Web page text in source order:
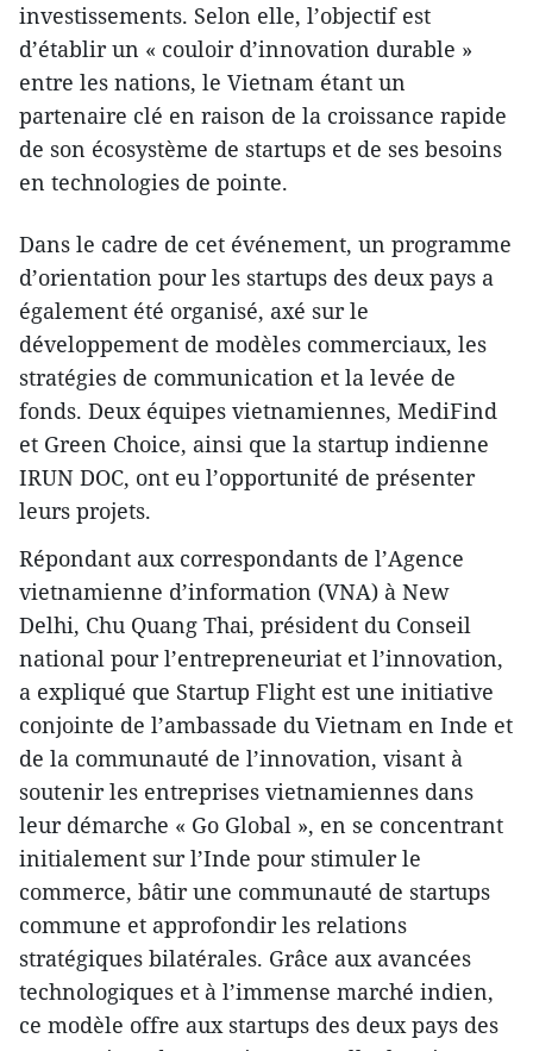
investissements. Selon elle, l’objectif est
d’établir un « couloir d’innovation durable »
entre les nations, le Vietnam étant un
partenaire clé en raison de la croissance rapide
de son écosystème de startups et de ses besoins
en technologies de pointe.
Dans le cadre de cet événement, un programme
d’orientation pour les startups des deux pays a
également été organisé, axé sur le
développement de modèles commerciaux, les
stratégies de communication et la levée de
fonds. Deux équipes vietnamiennes, MediFind
et Green Choice, ainsi que la startup indienne
IRUN DOC, ont eu l’opportunité de présenter
leurs projets.
Répondant aux correspondants de l’Agence
vietnamienne d’information (VNA) à New
Delhi, Chu Quang Thai, président du Conseil
national pour l’entrepreneuriat et l’innovation,
a expliqué que Startup Flight est une initiative
conjointe de l’ambassade du Vietnam en Inde et
de la communauté de l’innovation, visant à
soutenir les entreprises vietnamiennes dans
leur démarche « Go Global », en se concentrant
initialement sur l’Inde pour stimuler le
commerce, bâtir une communauté de startups
commune et approfondir les relations
stratégiques bilatérales. Grâce aux avancées
technologiques et à l’immense marché indien,
ce modèle offre aux startups des deux pays des